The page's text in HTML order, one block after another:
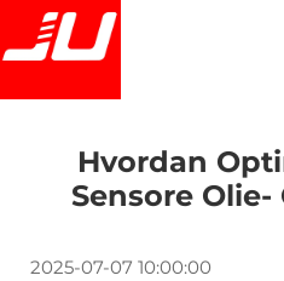
Hvordan
Sensore
2025-07-07 10:00:00